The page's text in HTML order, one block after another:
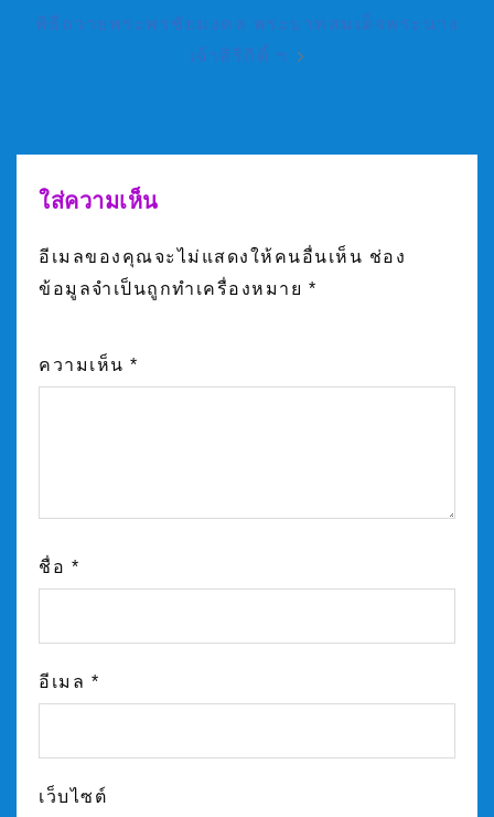
พิธีถวายพระพรชัยมงคล พระบาทสมเด็จพระนาง
เจ้าสิริกิติ์ ฯ
ใส่ความเห็น
อีเมลของคุณจะไม่แสดงให้คนอื่นเห็น ช่อง
ข้อมูลจำเป็นถูกทำเครื่องหมาย *
ความเห็น *
ชื่อ *
อีเมล *
เว็บไซต์